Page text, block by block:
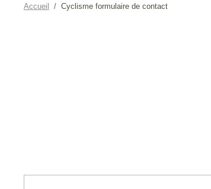
Accueil Cyclisme formulaire de contact